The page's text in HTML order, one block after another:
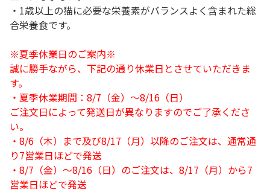
・1歳以上の猫に必要な栄養素がバランスよく含まれた総
合栄養食です。
※夏季休業日のご案内※
誠に勝手ながら、下記の通り休業日とさせていただきま
す。
・夏季休業期間：8/7（金）～8/16（日）
ご注文日によって発送日が異なりますのでご了承くださ
い。
・8/6（木）まで及び8/17（月）以降のご注文は、通常通
り7営業日ほどで発送
・8/7（金）～8/16（日）のご注文は、8/17（月）から7
営業日ほどで発送